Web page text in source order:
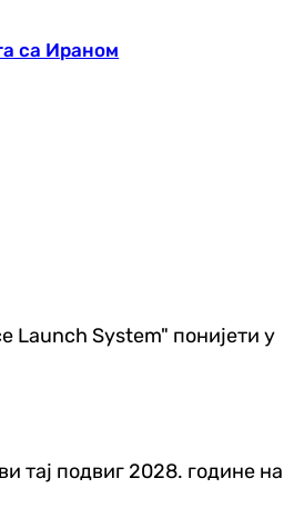
са Ираном
Launch System" понијети у
тај подвиг 2028. године на